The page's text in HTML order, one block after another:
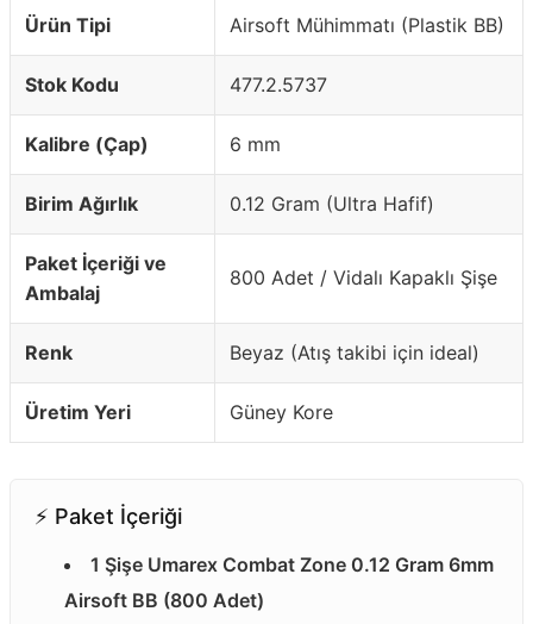
Ürün Tipi Airsoft Mühimmatı (Plastik BB)
Stok Kodu 477.2.5737
Kalibre (Çap) 6 mm
Birim Ağırlık 0.12 Gram (Ultra Hafif)
Paket İçeriği ve
Ambalaj
800 Adet / Vidalı Kapaklı Şişe
Renk Beyaz (Atış takibi için ideal)
Üretim Yeri Güney Kore
⚡️ Paket İçeriği
1 Şişe Umarex Combat Zone 0.12 Gram 6mm
Airsoft BB (800 Adet)